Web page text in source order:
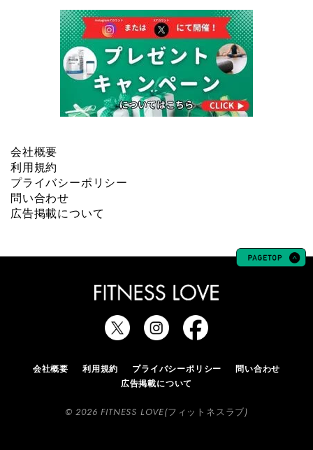
会社概要
利用規約
プライバシーポリシー
問い合わせ
広告掲載について
会社概要 利用規約 プライバシーポリシー
問い合わせ
広告掲載について
© 2026 FITNESS LOVE(フィットネスラブ)